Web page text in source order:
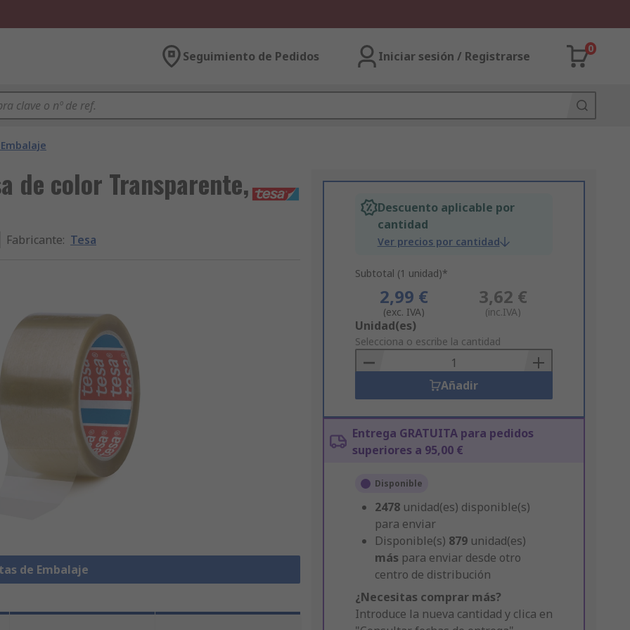
Seguimiento de Pedidos Iniciar sesión / Registrarse
0
de color Transparente,
Fabricante: Tesa
de Embalaje
Descuento aplicable por
cantidad
Ver precios por cantidad
Subtotal (1 unidad)*
2,99 €
(exc. IVA)
3,62 €
(inc.IVA)
Add
to
Basket
Unidad(es)
Selecciona o escribe la cantidad
Añadir
Entrega GRATUITA para pedidos
superiores a 95,00 €
Disponible
2478 unidad(es) disponible(s)
para enviar
Disponible(s) 879 unidad(es)
más para enviar desde otro
centro de distribución
¿Necesitas comprar más?
Introduce la nueva cantidad y clica en